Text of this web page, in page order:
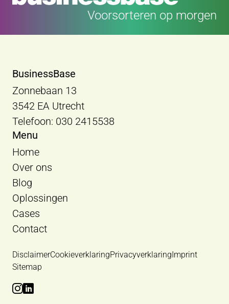
Voorsorteren op morgen
BusinessBase
Zonnebaan 13
3542 EA Utrecht
Telefoon: 030 2415538
Menu
Home
Over ons
Blog
Oplossingen
Cases
Contact
DisclaimerCookieverklaringPrivacyverklaring Imprint
Sitemap
Bekijk Instagram van BusinessBase
Bekijk LinkedIn van BusinessBase